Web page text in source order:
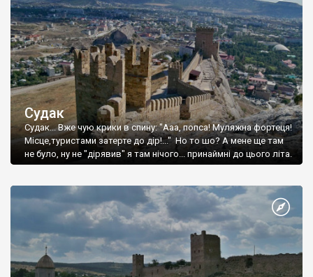
Судак
Судак... Вже чую крики в спину: "Ааа, попса! Муляжна фортеця!
Місце,туристами затерте до дір!..." Но то шо? А мене ще там
не було, ну не "дірявив" я там нічого... принаймні до цього літа.